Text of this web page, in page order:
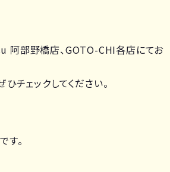
部野橋店、GOTO-CHI各店にてお
チェックしてください。
す。